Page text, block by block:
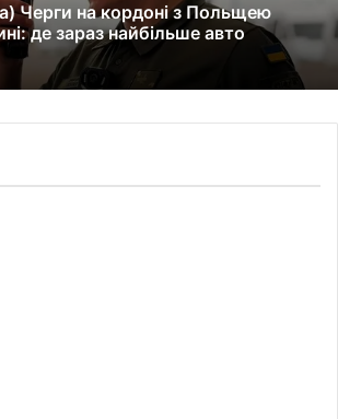
Черги на кордоні з Польщею
де зараз найбільше авто